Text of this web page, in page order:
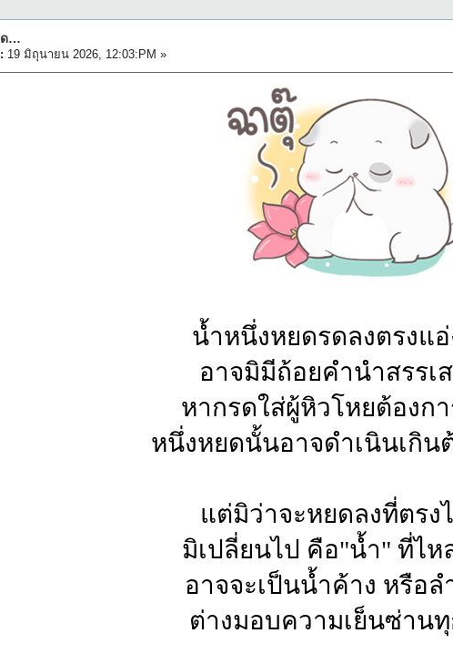
ด…
19 มิถุนายน 2026, 12:03:PM »
น้ำหนึ่งหยดรดลงตรงแ
อาจมิมีถ้อยคำนำสรรเ
หากรดใส่ผู้หิวโหยต้องก
หนึ่งหยดนั้นอาจดำเนินเกิน
แต่มิว่าจะหยดลงที่ตรง
มิเปลี่ยนไป คือ"น้ำ" ที่ไห
อาจจะเป็นน้ำค้าง หรือล
ต่างมอบความเย็นซ่าน